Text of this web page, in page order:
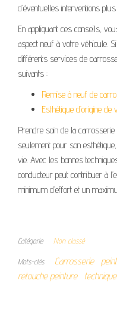
d’éventuelles interventions
En appliquant ces conseils,
aspect neuf à votre véhicule.
différents services de
suivants :
Remise à neuf de
Esthétique d’origine
Prendre soin de la
seulement pour son
vie. Avec les bonnes
conducteur peut contribuer à
minimum d’effort et un
Catégorie Non classé
Mots-clés Carrosserie
retouche peinture